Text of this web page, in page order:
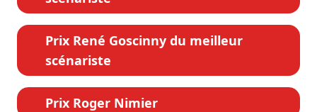
Prix René Goscinny du meilleur
scénariste
Prix Roger Nimier